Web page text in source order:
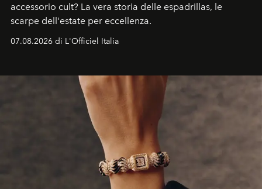
accessorio cult? La vera storia delle espadrillas, le
scarpe dell'estate per eccellenza.
07.08.2026 di L'Officiel Italia